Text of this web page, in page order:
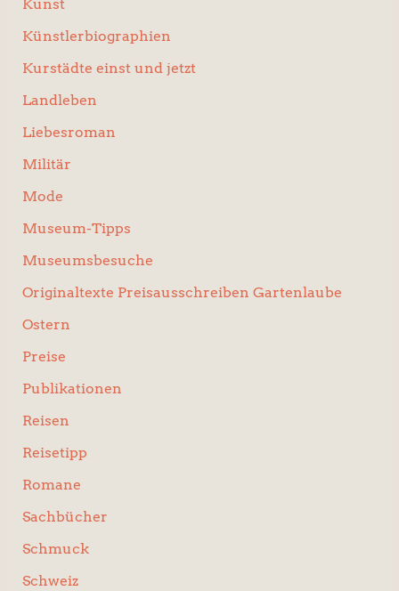
Kunst
Künstlerbiographien
Kurstädte einst und jetzt
Landleben
Liebesroman
Militär
Mode
Museum-Tipps
Museumsbesuche
Originaltexte Preisausschreiben Gartenlaube
Ostern
Preise
Publikationen
Reisen
Reisetipp
Romane
Sachbücher
Schmuck
Schweiz